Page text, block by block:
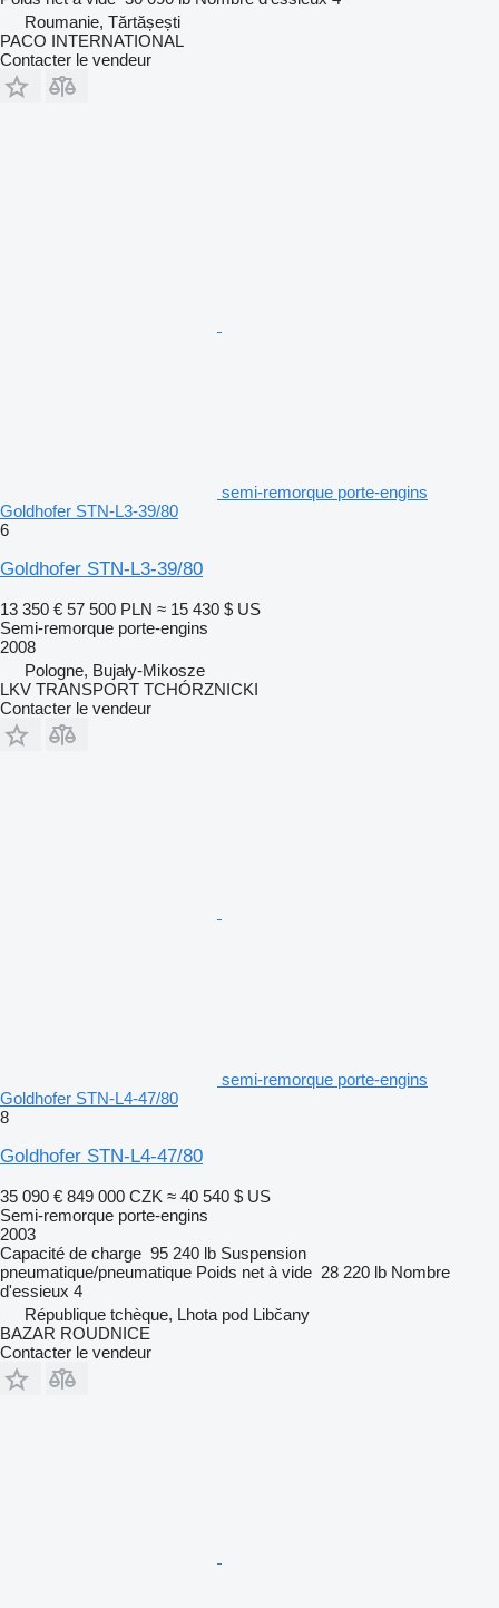
Roumanie, Tărtășești
PACO INTERNATIONAL
Contacter le vendeur
semi-remorque porte-engins
Goldhofer STN-L3-39/80
6
Goldhofer STN-L3-39/80
13 350 € 57 500 PLN ≈ 15 430 $ US
Semi-remorque porte-engins
2008
Pologne, Bujały-Mikosze
LKV TRANSPORT TCHÓRZNICKI
Contacter le vendeur
semi-remorque porte-engins
Goldhofer STN-L4-47/80
8
Goldhofer STN-L4-47/80
35 090 € 849 000 CZK ≈ 40 540 $ US
Semi-remorque porte-engins
2003
Capacité de charge 95 240 lb Suspension
pneumatique/pneumatique Poids net à vide 28 220 lb Nombre
d'essieux 4
République tchèque, Lhota pod Libčany
BAZAR ROUDNICE
Contacter le vendeur